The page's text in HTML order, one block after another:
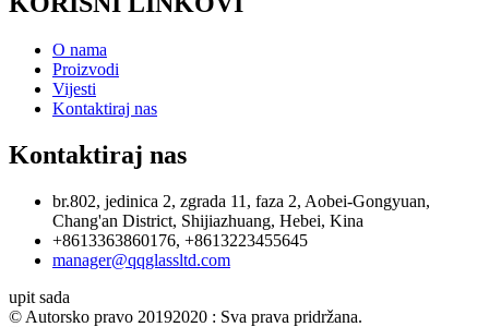
O nama
Proizvodi
Vijesti
Kontaktiraj nas
Kontaktiraj nas
br.802, jedinica 2, zgrada 11, faza 2, Aobei-Gongyuan,
Chang'an District, Shijiazhuang, Hebei, Kina
+8613363860176, +8613223455645
manager@qqglassltd.com
upit sada
© Autorsko pravo 20192020 : Sva prava pridržana.